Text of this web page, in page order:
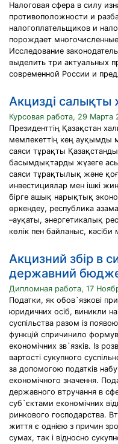
Налоговая сфера в силу
противоположности и
налогоплательщиков и
порождает
Исследование
выделить три актуальных
современной России и
Акцизді салықты
Курсовая работа, 29 Марта
Президенттің Қазақстан
мемлекеттің кең ауқымды
саяси тұрақты Қазақстанды
басымдықтарды жүзеге
саяси тұрақтылық және
инвестициялар мен ішкі
бірге ашық нарықтық
өркендеу, республика
–ауқаты, энергетикалық
көлік пен байланыс, кәсіби
Акцизний збір в
державний
Дипломная работа, 17
Податки, як обов`язкові
юридичних осіб, виникли на
суспільства разом із
функцій спричинило
економічних зв`язків. Із
вартості сукупного
за допомогою податків
економічного значення.
державного втручання в
суб`єктами економічних
ринкового господарства.
життя є однією з причин
сумах, так і відносно